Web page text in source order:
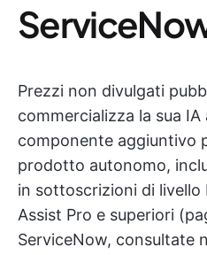
Prezzi non divulgati
commercializza la sua
componente aggiuntivo
prodotto autonomo,
in sottoscrizioni di livello
Assist Pro e superiori
ServiceNow, consultate